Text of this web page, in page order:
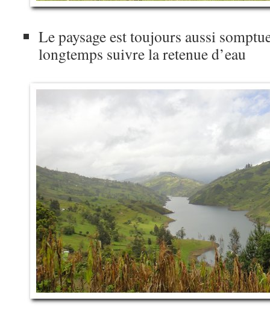
Le paysage est toujours aussi
longtemps suivre la retenue d’eau